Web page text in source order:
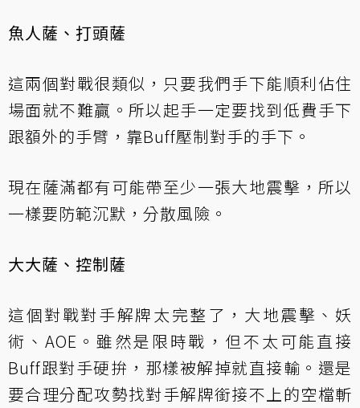
魚人薩、打頭薩
這兩個對戰很類似，只要我們手下能順利佔住
場面就不難贏。所以起手一定要找到低費手下
跟額外的手臂，靠Buff壓制對手的手下。
現在薩滿都有可能帶至少一張大地震擊，所以
一樣要防範沉默，分散風險。
大大薩、控制薩
這個對戰對手解牌太完整了，大地震擊、妖
術、AOE。雖然是限時戰，但不太可能直接
Buff跟對手硬拚，那樣被解掉就直接輸。還是
要合理分配攻勢找對手解牌銜接不上的空檔斬